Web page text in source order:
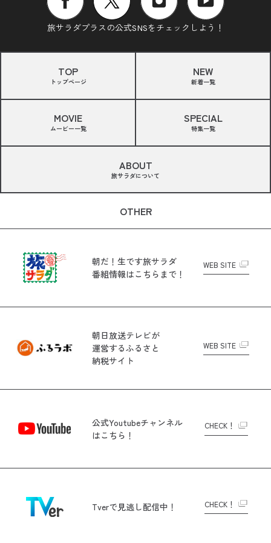
旅サラダプラスの公式SNSをチェックしよう！
TOP
トップページ
NEW
新着一覧
MOVIE
ムービー一覧
SPECIAL
特集一覧
ABOUT
旅サラダについて
OTHER
朝だ！生です旅サラダ
番組情報はこちらまで！
WEB SITE
朝日放送テレビが
運営するふるさと
納税サイト
WEB SITE
公式Youtubeチャンネル
はこちら！
CHECK！
Tverで見逃し配信中！ CHECK！